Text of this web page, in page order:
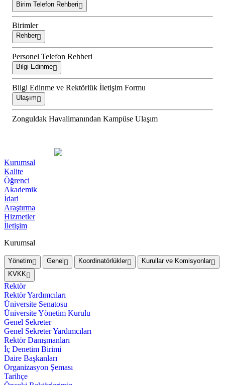
Birim Telefon Rehberi
Birimler
Rehber
Personel Telefon Rehberi
Bilgi Edinme
Bilgi Edinme ve Rektörlük İletişim Formu
Ulaşım
Zonguldak Havalimanından Kampüse Ulaşım
Kurumsal
Kalite
Öğrenci
Akademik
İdari
Araştırma
Hizmetler
İletişim
Kurumsal
Yönetim Genel Koordinatörlükler
Kurullar ve Komisyonlar
KVKK
Rektör
Rektör Yardımcıları
Üniversite Senatosu
Üniversite Yönetim Kurulu
Genel Sekreter
Genel Sekreter Yardımcıları
Rektör Danışmanları
İç Denetim Birimi
Daire Başkanları
Organizasyon Şeması
Tarihçe